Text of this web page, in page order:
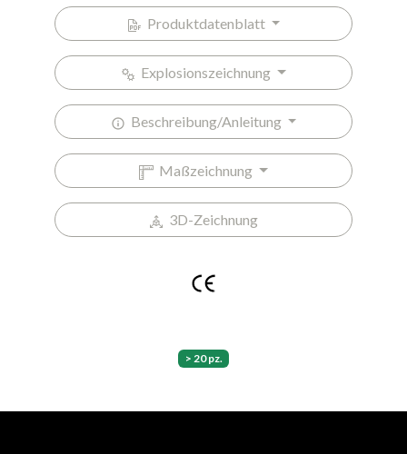
Produktdatenblatt
Explosionszeichnung
Beschreibung/Anleitung
Maßzeichnung
3D-Zeichnung
> 20 pz.